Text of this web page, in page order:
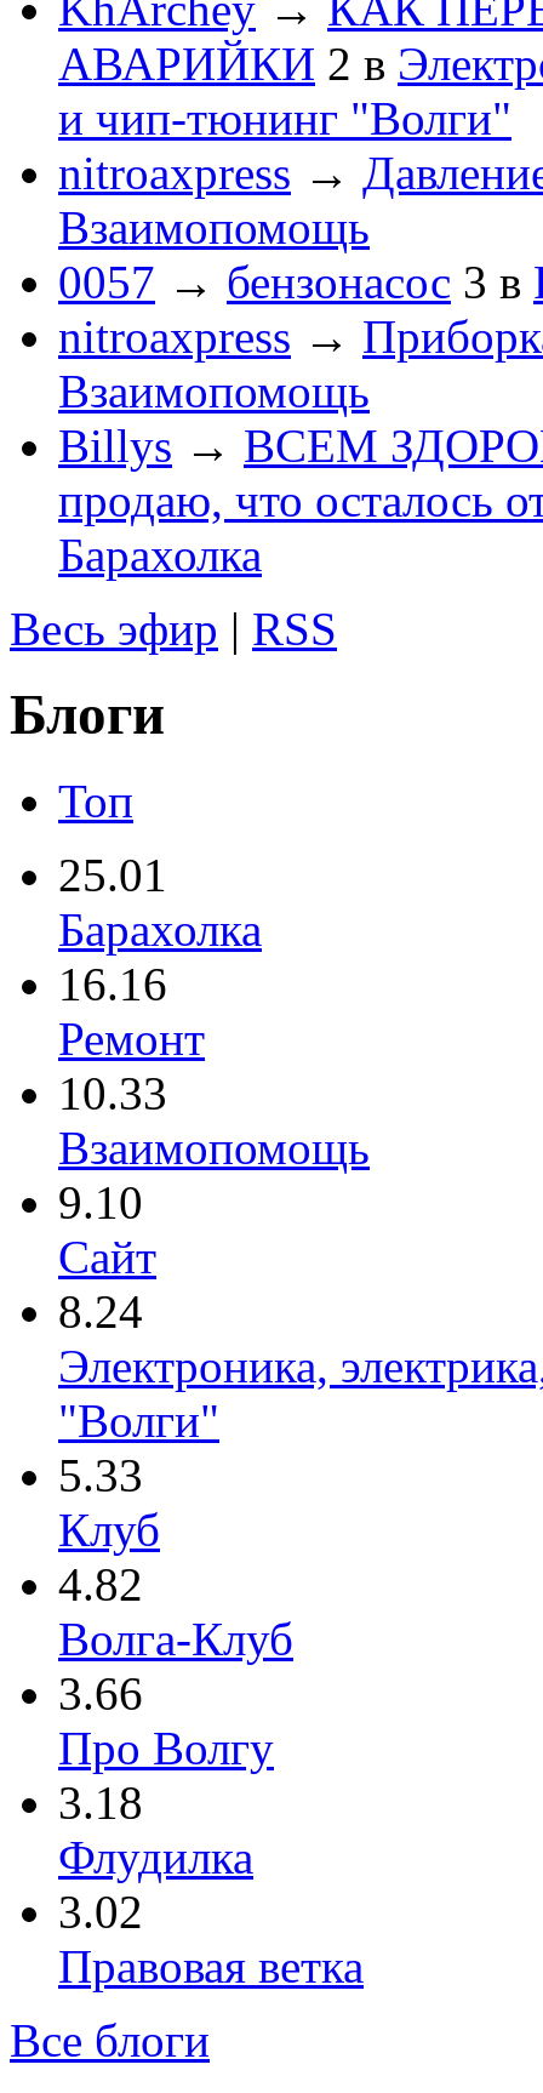
АВАРИЙКИ 2 в
и чип-тюнинг "Волги"
nitroaxpress →
Взаимопомощь
0057 → бензонасос 3 в
nitroaxpress →
Взаимопомощь
Billys → ВСЕМ
продаю, что осталось
Барахолка
Весь эфир | RSS
Блоги
Топ
25.01
Барахолка
16.16
Ремонт
10.33
Взаимопомощь
9.10
Сайт
8.24
Электроника,
"Волги"
5.33
Клуб
4.82
Волга-Клуб
3.66
Про Волгу
3.18
Флудилка
3.02
Правовая ветка
Все блоги